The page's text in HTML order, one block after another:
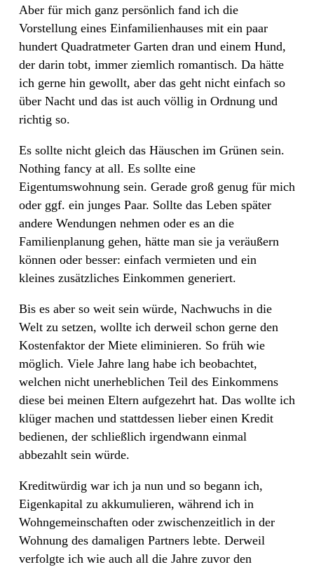
Aber für mich ganz persönlich fand ich die
Vorstellung eines Einfamilienhauses mit ein paar
hundert Quadratmeter Garten dran und einem Hund,
der darin tobt, immer ziemlich romantisch. Da hätte
ich gerne hin gewollt, aber das geht nicht einfach so
über Nacht und das ist auch völlig in Ordnung und
richtig so.
Es sollte nicht gleich das Häuschen im Grünen sein.
Nothing fancy at all. Es sollte eine
Eigentumswohnung sein. Gerade groß genug für mich
oder ggf. ein junges Paar. Sollte das Leben später
andere Wendungen nehmen oder es an die
Familienplanung gehen, hätte man sie ja veräußern
können oder besser: einfach vermieten und ein
kleines zusätzliches Einkommen generiert.
Bis es aber so weit sein würde, Nachwuchs in die
Welt zu setzen, wollte ich derweil schon gerne den
Kostenfaktor der Miete eliminieren. So früh wie
möglich. Viele Jahre lang habe ich beobachtet,
welchen nicht unerheblichen Teil des Einkommens
diese bei meinen Eltern aufgezehrt hat. Das wollte ich
klüger machen und stattdessen lieber einen Kredit
bedienen, der schließlich irgendwann einmal
abbezahlt sein würde.
Kreditwürdig war ich ja nun und so begann ich,
Eigenkapital zu akkumulieren, während ich in
Wohngemeinschaften oder zwischenzeitlich in der
Wohnung des damaligen Partners lebte. Derweil
verfolgte ich wie auch all die Jahre zuvor den